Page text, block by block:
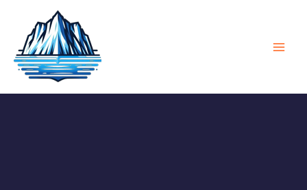
tartalomra